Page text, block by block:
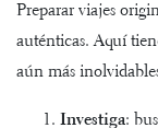
Preparar viajes
auténticas. Aquí
aún más
Investiga: